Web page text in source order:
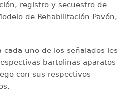
registro y secuestro de
de Rehabilitación Pavón,
uno de los señalados les
bartolinas aparatos
con sus respectivos